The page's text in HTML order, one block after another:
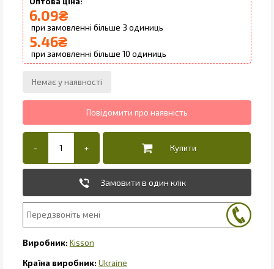
6.09₴
3
5.46₴
10
Замовити в один клік
Kisson
Ukraine